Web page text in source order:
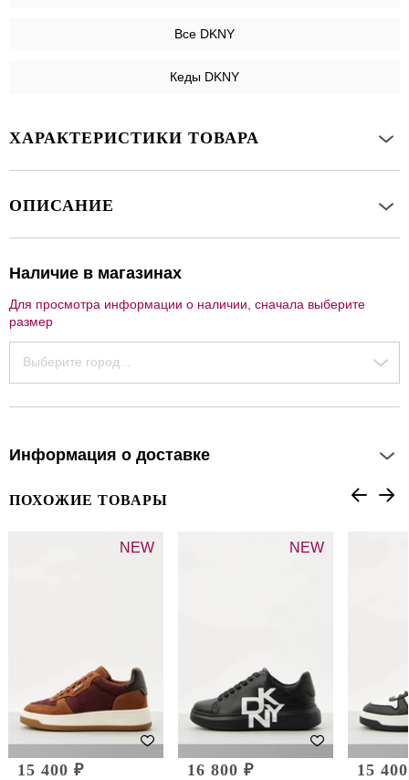
Все DKNY
Кеды DKNY
ХАРАКТЕРИСТИКИ ТОВАРА
ОПИСАНИЕ
Наличие в магазинах
Для просмотра информации о наличии, сначала выберите
размер
Выберите город...
Информация о доставке
ПОХОЖИЕ ТОВАРЫ
NEW
15 400 ₽
NEW
16 800 ₽ 15